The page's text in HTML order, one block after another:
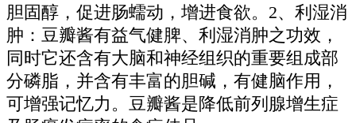
胆固醇，促进肠蠕动，增进食欲。2、利湿消
肿：豆瓣酱有益气健脾、利湿消肿之功效，
同时它还含有大脑和神经组织的重要组成部
分磷脂，并含有丰富的胆碱，有健脑作用，
可增强记忆力。豆瓣酱是降低前列腺增生症